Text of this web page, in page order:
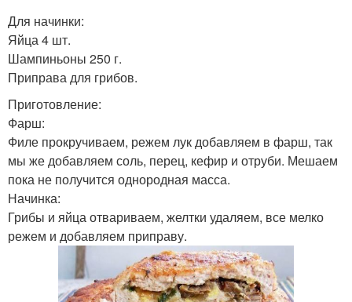
Для начинки:
Яйца 4 шт.
Шампиньоны 250 г.
Приправа для грибов.
Приготовление:
Фарш:
Филе прокручиваем, режем лук добавляем в фарш, так
мы же добавляем соль, перец, кефир и отруби. Мешаем
пока не получится однородная масса.
Начинка:
Грибы и яйца отвариваем, желтки удаляем, все мелко
режем и добавляем приправу.